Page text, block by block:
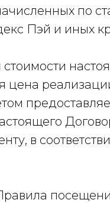
по
Пэй и иных
цена
в